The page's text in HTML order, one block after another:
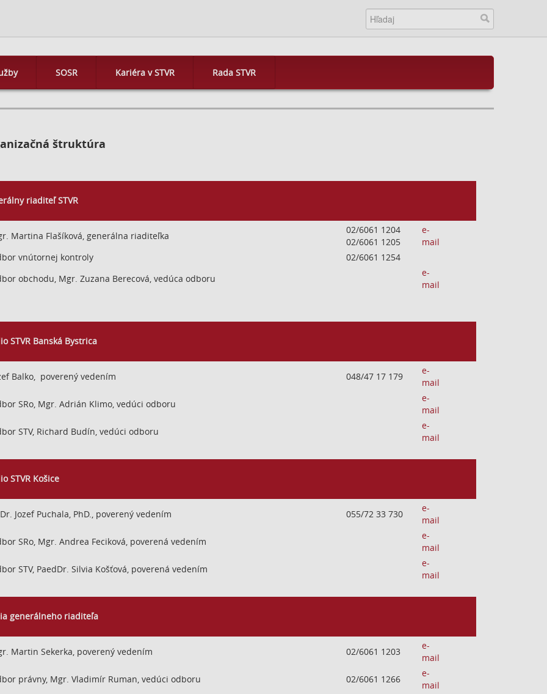
SOSR Kariéra v STVR Rada STVR
štruktúra
riaditeľ STVR
Martina Flašíková, generálna riaditeľka
02/6061 1204
02/6061 1205
e-
mail
vnútornej kontroly
02/6061 1254
obchodu, Mgr. Zuzana Berecová, vedúca odboru
e-
mail
STVR Banská Bystrica
Balko, poverený vedením 048/47 17 179
e-
mail
SRo, Mgr. Adrián Klimo, vedúci odboru
e-
mail
STV, Richard Budín, vedúci odboru
e-
mail
STVR Košice
Jozef Puchala, PhD., poverený vedením 055/72 33 730
e-
mail
SRo, Mgr. Andrea Feciková, poverená vedením
e-
mail
STV, PaedDr. Silvia Košťová, poverená vedením
e-
mail
generálneho riaditeľa
Martin Sekerka, poverený vedením 02/6061 1203
e-
mail
právny, Mgr. Vladimír Ruman, vedúci odboru
02/6061 1266
e-
mail